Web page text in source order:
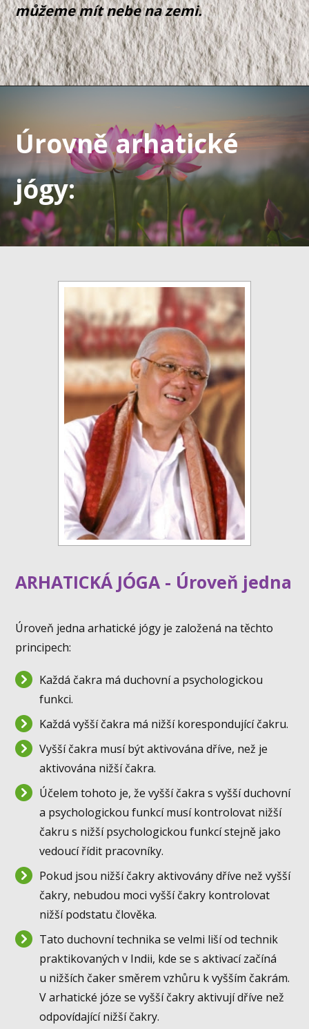
můžeme mít nebe na zemi.
Úrovně arhatické
jógy:
ARHATICKÁ JÓGA - Úroveň jedna
Úroveň jedna arhatické jógy je založená na těchto
principech:
Každá čakra má duchovní a psychologickou
funkci.
Každá vyšší čakra má nižší korespondující čakru.
Vyšší čakra musí být aktivována dříve, než je
aktivována nižší čakra.
Účelem tohoto je, že vyšší čakra s vyšší duchovní
a psychologickou funkcí musí kontrolovat nižší
čakru s nižší psychologickou funkcí stejně jako
vedoucí řídit pracovníky.
Pokud jsou nižší čakry aktivovány dříve než vyšší
čakry, nebudou moci vyšší čakry kontrolovat
nižší podstatu člověka.
Tato duchovní technika se velmi liší od technik
praktikovaných v Indii, kde se s aktivací začíná
u nižších čaker směrem vzhůru k vyšším čakrám.
V arhatické józe se vyšší čakry aktivují dříve než
odpovídající nižší čakry.